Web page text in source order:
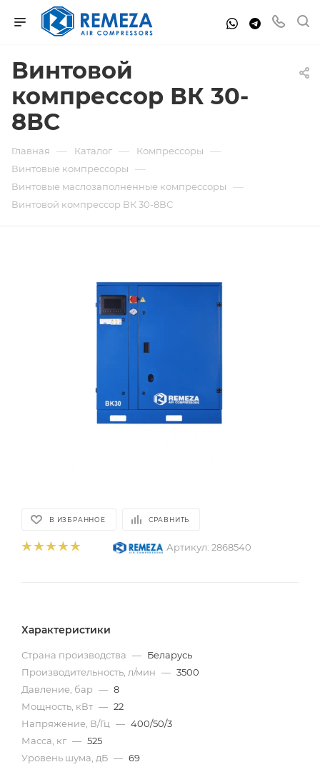
Винтовой
компрессор ВК 30-
8ВС
Главная — Каталог — Компрессоры —
Винтовые компрессоры —
Винтовые маслозаполненные компрессоры —
Винтовой компрессор ВК 30-8ВС
В ИЗБРАННОЕ СРАВНИТЬ
Артикул: 2868540
Характеристики
Страна производства — Беларусь
Производительность, л/мин — 3500
Давление, бар — 8
Мощность, кВт — 22
Напряжение, В/Гц — 400/50/3
Масса, кг — 525
Уровень шума, дБ — 69